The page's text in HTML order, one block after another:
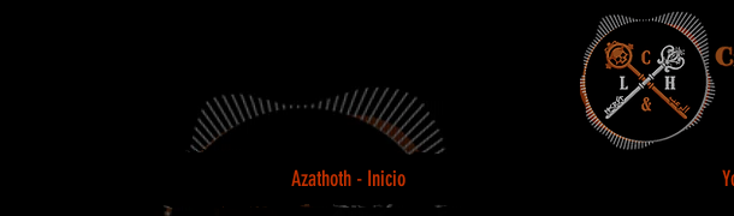
Azathoth - Inicio